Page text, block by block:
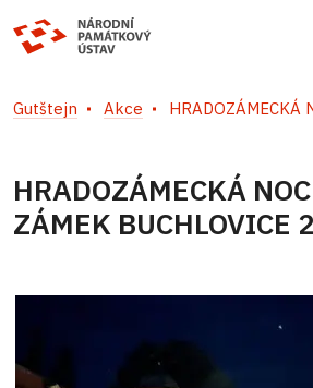
Gutštejn Akce HRADOZÁMECKÁ
HRADOZÁMECKÁ
ZÁMEK BUCHLOVICE